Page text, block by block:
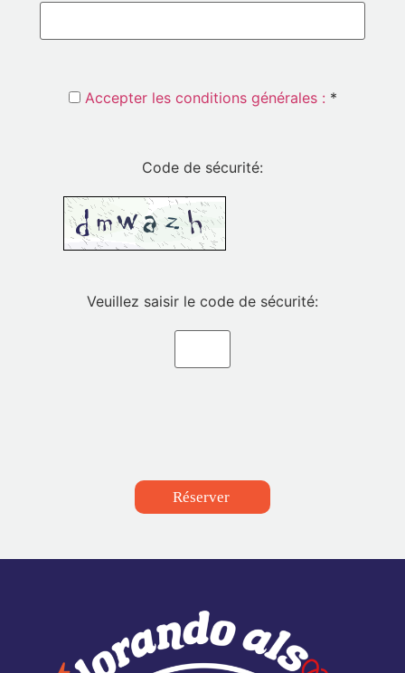
Accepter les conditions générales : *
Code de sécurité:
Veuillez saisir le code de sécurité:
Réserver